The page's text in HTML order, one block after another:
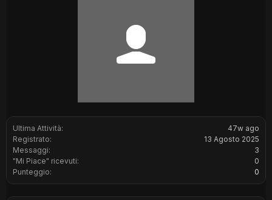
Ultima Attività:
47w ago
Registrato:
13 Agosto 2025
Messaggi:
3
"Mi Piace" ricevuti:
0
Punteggio:
0